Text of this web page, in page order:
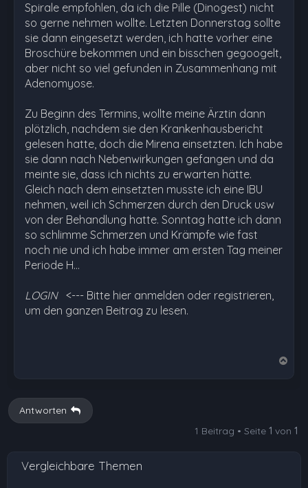
Spirale empfohlen, da ich die Pille (Dinogest) nicht
so gerne nehmen wollte. Letzten Donnerstag sollte
sie dann eingesetzt werden, ich hatte vorher eine
Broschüre bekommen und ein bisschen gegoogelt,
aber nicht so viel gefunden in Zusammenhang mit
Adenomyose.
Zu Beginn des Termins, wollte meine Ärztin dann
plötzlich, nachdem sie den Krankenhausbericht
gelesen hatte, doch die Mirena einsetzten. Ich habe
sie dann nach Nebenwirkungen gefangen und da
meinte sie, dass ich nichts zu erwarten hätte.
Gleich nach dem einsetzten musste ich eine IBU
nehmen, weil ich Schmerzen durch den Druck usw
von der Behandlung hatte. Sonntag hatte ich dann
so schlimme Schmerzen und Krämpfe wie fast
noch nie und ich habe immer am ersten Tag meiner
Periode H…
LOGIN <--- Bitte hier anmelden oder registrieren,
um den ganzen Beitrag zu lesen.
b
Antworten
1 Beitrag • Seite 1 von 1
Vergleichbare Themen